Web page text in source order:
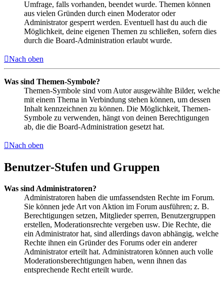
Umfrage, falls vorhanden, beendet wurde. Themen können
aus vielen Gründen durch einen Moderator oder
Administrator gesperrt werden. Eventuell hast du auch die
Möglichkeit, deine eigenen Themen zu schließen, sofern dies
durch die Board-Administration erlaubt wurde.
Nach oben
Was sind Themen-Symbole?
Themen-Symbole sind vom Autor ausgewählte Bilder, welche
mit einem Thema in Verbindung stehen können, um dessen
Inhalt kennzeichnen zu können. Die Möglichkeit, Themen-
Symbole zu verwenden, hängt von deinen Berechtigungen
ab, die die Board-Administration gesetzt hat.
Nach oben
Benutzer-Stufen und Gruppen
Was sind Administratoren?
Administratoren haben die umfassendsten Rechte im Forum.
Sie können jede Art von Aktion im Forum ausführen; z. B.
Berechtigungen setzen, Mitglieder sperren, Benutzergruppen
erstellen, Moderationsrechte vergeben usw. Die Rechte, die
ein Administrator hat, sind allerdings davon abhängig, welche
Rechte ihnen ein Gründer des Forums oder ein anderer
Administrator erteilt hat. Administratoren können auch volle
Moderationsberechtigungen haben, wenn ihnen das
entsprechende Recht erteilt wurde.